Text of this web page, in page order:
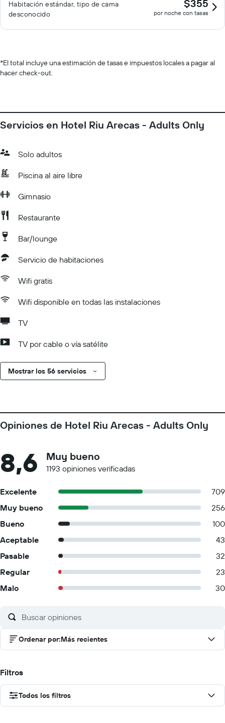
Habitación estándar, tipo de cama
desconocido
$355
por noche con tasas
*El total incluye una estimación de tasas e impuestos locales a pagar al
hacer check-out.
Servicios en Hotel Riu Arecas - Adults Only
Solo adultos
Piscina al aire libre
Gimnasio
Restaurante
Bar/lounge
Servicio de habitaciones
Wifi gratis
Wifi disponible en todas las instalaciones
TV
TV por cable o vía satélite
Mostrar los 56 servicios
Opiniones de Hotel Riu Arecas - Adults Only
8,6 Muy bueno
1193 opiniones verificadas
Excelente
709
Muy bueno
256
Bueno
100
Aceptable
43
Pasable
32
Regular
23
Malo
30
Ordenar por:Más recientes
Filtros
Todos los filtros